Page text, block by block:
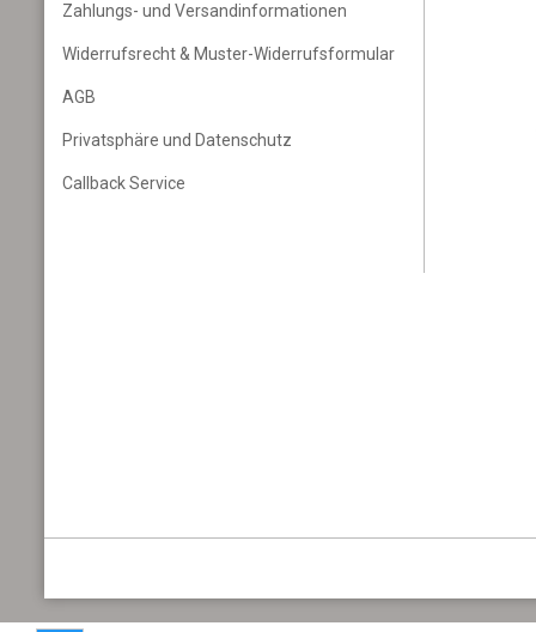
Zahlungs- und Versandinformationen
Widerrufsrecht & Muster-Widerrufsformular
AGB
Privatsphäre und Datenschutz
Callback Service